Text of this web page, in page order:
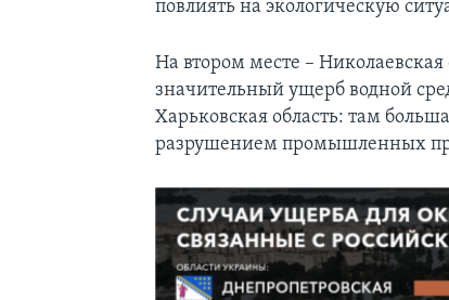
повлиять на экологическую
На втором месте –
значительный ущерб водной
Харьковская область: там
разрушением промышленных